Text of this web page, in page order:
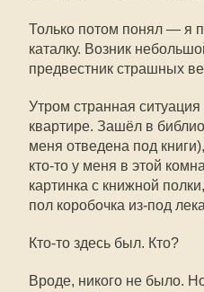
Только потом понял — я
каталку. Возник
предвестник страшных
Утром странная
квартире. Зашёл в
меня отведена под
кто-то у меня в этой
картинка с книжной
пол коробочка из-под
Кто-то здесь был. Кто?
Вроде, никого не было.